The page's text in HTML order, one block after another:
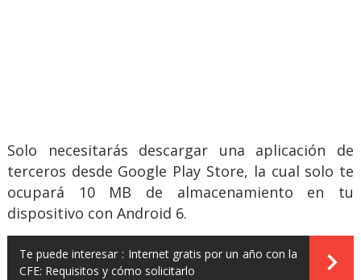
Solo necesitarás descargar una aplicación de
terceros desde Google Play Store, la cual solo te
ocupará 10 MB de almacenamiento en tu
dispositivo con Android 6.
Te puede interesar : Internet gratis por un año con la
CFE: Requisitos y cómo solicitarlo